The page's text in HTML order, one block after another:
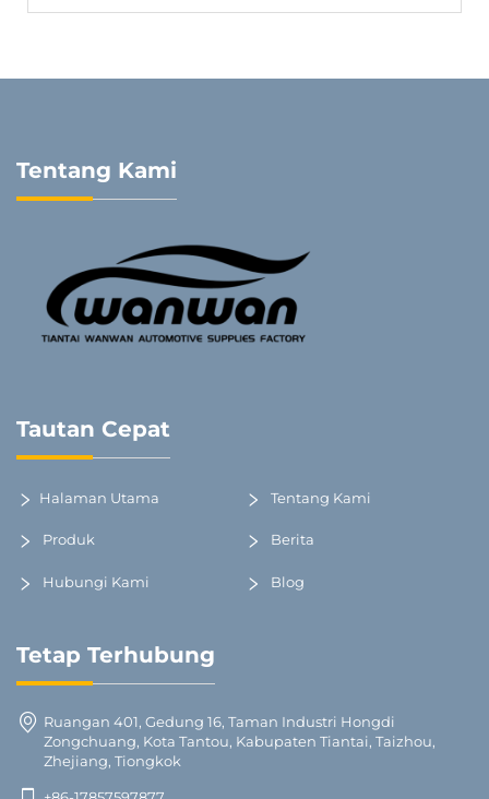
Tentang Kami
Tautan Cepat
Halaman Utama Tentang Kami
Produk Berita
Hubungi Kami Blog
Tetap Terhubung
Ruangan 401, Gedung 16, Taman Industri Hongdi
Zongchuang, Kota Tantou, Kabupaten Tiantai, Taizhou,
Zhejiang, Tiongkok